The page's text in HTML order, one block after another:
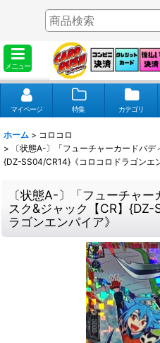
メニュー
マイページ 特集 カテゴリ
ホーム > コロコロ
>
〔状態A-〕「フューチャーカードバ
{DZ-SS04/CR14}《コロコロドラゴンエ
〔状態A-〕「フューチャ
スク&ジャック【CR】
ラゴンエンパイア》